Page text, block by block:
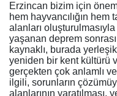
Erzincan bizim için
hem hayvancılığın
alanları oluşturulmasıyla
yaşanan deprem
kaynaklı, burada
yeniden bir kent kültürü
gerçekten çok anlamlı
ilgili, sorunların
alanlarının